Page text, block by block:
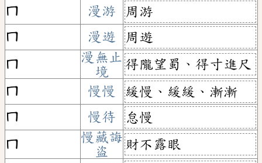
ㄇ
漫游
周游
ㄇ
漫遊
周遊
ㄇ
漫無止
境
得隴望蜀、得寸進尺
ㄇ
慢慢
緩慢、緩緩、漸漸
ㄇ
慢待
怠慢
ㄇ
慢藏誨
盜
財不露眼